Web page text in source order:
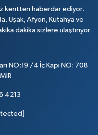
kentten haberdar ediyor.
Uşak, Afyon, Kütahya ve
dakika sizlere ulaştırıyor.
NO:19 /4 İç Kapı NO: 708
4213